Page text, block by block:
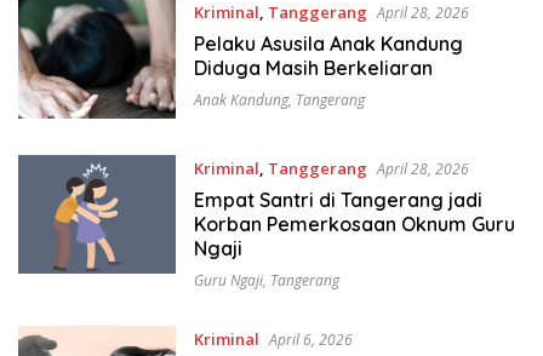
Kriminal, Tanggerang April 28, 2026
Pelaku Asusila Anak Kandung
Diduga Masih Berkeliaran
Anak Kandung, Tangerang
Kriminal, Tanggerang April 28, 2026
Empat Santri di Tangerang jadi
Korban Pemerkosaan Oknum Guru
Ngaji
Guru Ngaji, Tangerang
Kriminal April 6, 2026